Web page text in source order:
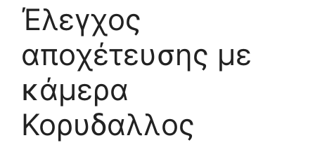
Έλεγχος
αποχέτευσης με
κάμερα
Κορυδαλλος